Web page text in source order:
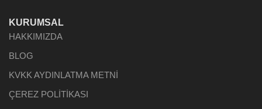
KURUMSAL
HAKKIMIZDA
BLOG
KVKK AYDINLATMA METNİ
ÇEREZ POLİTİKASI